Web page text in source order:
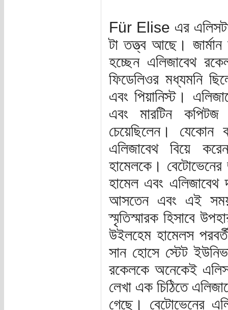
Für Elise এর এলিসটা
টা তত্ত্ব আছে।
হচ্ছেন এলিজাবেথ
ফিডেলিওর মধ্যমনি
এবং পিয়ানিস্ট।
এবং মারটিন
চেয়েছিলেন।
এলিজাবেথ বিয়ে
হামেলকে। বেটোভেনের
হামেল এবং এলিজাবেথ
আসতেন এবং এই সময়
স্মৃতিস্মারক হিসাবে
উইলহেম হামেলস
সান হোসে স্টেট
রকেলকে অনেকেই
লেখা এক চিঠিতে
গেছে। বেটোভেনের